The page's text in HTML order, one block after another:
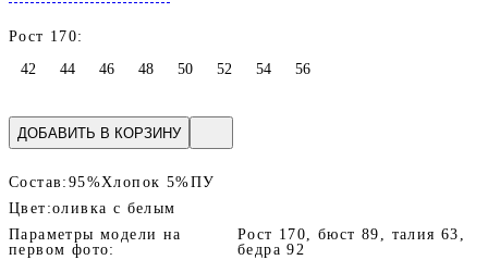
Рост 170:
42
44 46 48 50 52 54 56
ДОБАВИТЬ В КОРЗИНУ
Состав: 95%Хлопок 5%ПУ
Цвет:оливка с белым
Параметры модели на
первом фото:
Рост 170, бюст 89, талия 63,
бедра 92